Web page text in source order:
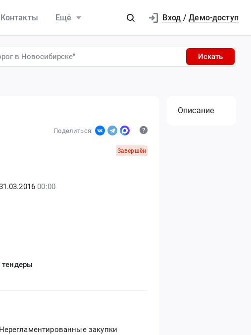
Контакты Ещё Вход / Демо-доступ
Искать
Поделиться:
Завершён
00:00
Нерегламентированные закупки
Описание